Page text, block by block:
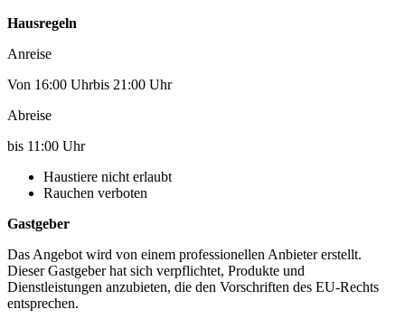
Hausregeln
Anreise
Von 16:00 Uhrbis 21:00 Uhr
Abreise
bis 11:00 Uhr
Haustiere nicht erlaubt
Rauchen verboten
Gastgeber
Das Angebot wird von einem professionellen Anbieter erstellt.
Dieser Gastgeber hat sich verpflichtet, Produkte und
Dienstleistungen anzubieten, die den Vorschriften des EU-Rechts
entsprechen.